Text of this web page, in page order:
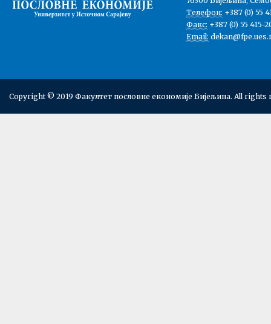
Телефон: +387 (0) 55
Факс: +387 (0) 55 415-
Email:
Copyright © 2019 Факултет пословне економије Бијељина. All rights